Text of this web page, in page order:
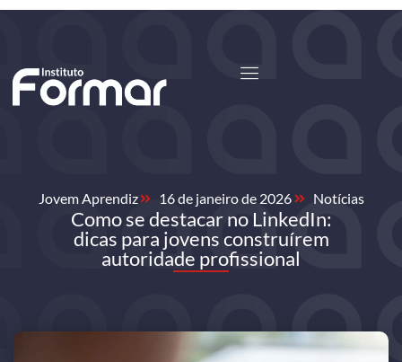
Jovem Aprendiz 16 de janeiro de 2026 Notícias
Como se destacar no LinkedIn:
dicas para jovens construírem
autoridade profissional